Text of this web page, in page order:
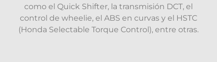
como el Quick Shifter, la transmisión DCT, el
control de wheelie, el ABS en curvas y el HSTC
(Honda Selectable Torque Control), entre otras.